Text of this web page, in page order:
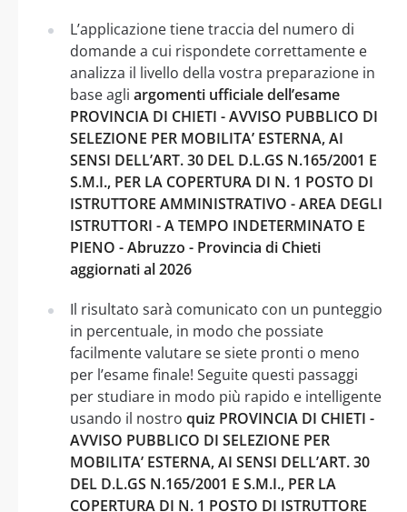
L’applicazione tiene traccia del numero di
domande a cui rispondete correttamente e
analizza il livello della vostra preparazione in
base agli argomenti ufficiale dell’esame
PROVINCIA DI CHIETI - AVVISO PUBBLICO DI
SELEZIONE PER MOBILITA’ ESTERNA, AI
SENSI DELL’ART. 30 DEL D.L.GS N.165/2001 E
S.M.I., PER LA COPERTURA DI N. 1 POSTO DI
ISTRUTTORE AMMINISTRATIVO - AREA DEGLI
ISTRUTTORI - A TEMPO INDETERMINATO E
PIENO - Abruzzo - Provincia di Chieti
aggiornati al 2026
Il risultato sarà comunicato con un punteggio
in percentuale, in modo che possiate
facilmente valutare se siete pronti o meno
per l’esame finale! Seguite questi passaggi
per studiare in modo più rapido e intelligente
usando il nostro quiz PROVINCIA DI CHIETI -
AVVISO PUBBLICO DI SELEZIONE PER
MOBILITA’ ESTERNA, AI SENSI DELL’ART. 30
DEL D.L.GS N.165/2001 E S.M.I., PER LA
COPERTURA DI N. 1 POSTO DI ISTRUTTORE